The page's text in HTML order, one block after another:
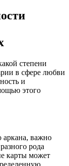
степени
в сфере любви
и
этого
аркана, важно
рода
карты может